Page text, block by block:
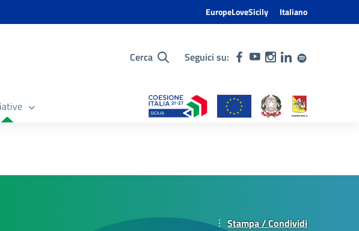
EuropeLoveSicily Italiano
Cerca Seguici su:
Stampa / Condividi